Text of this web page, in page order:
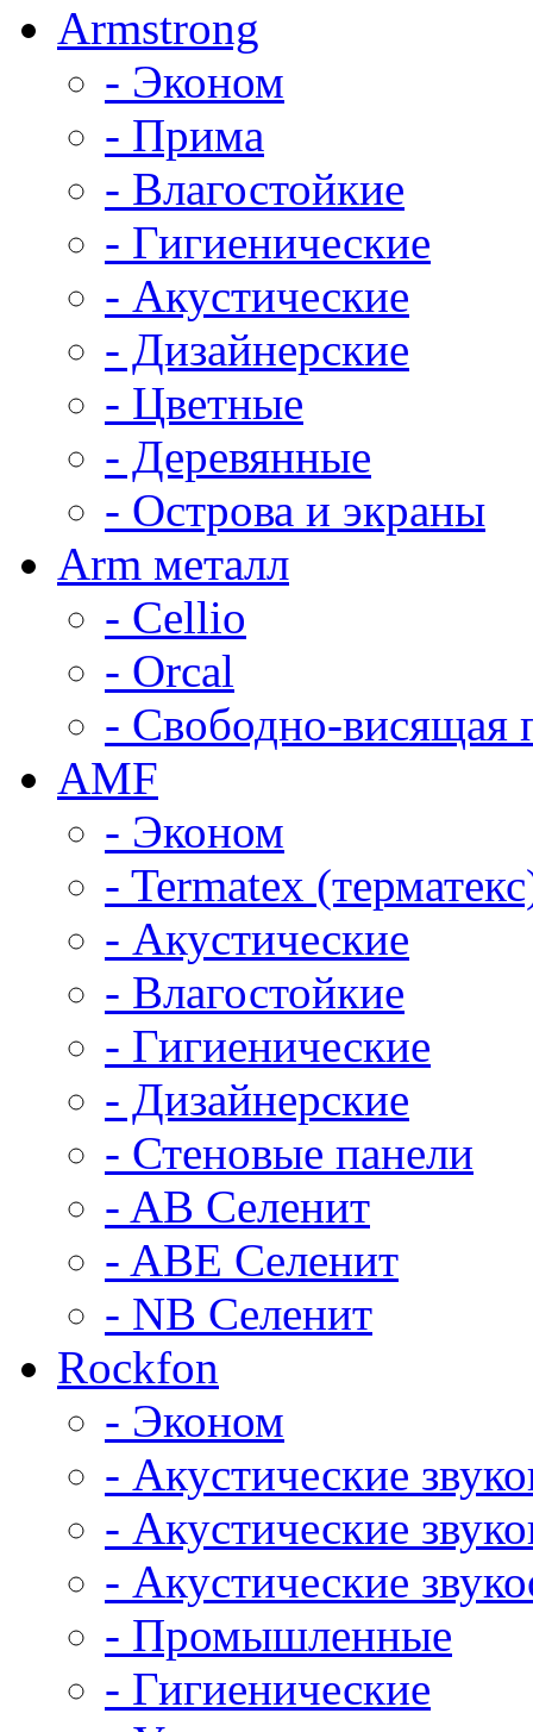
Armstrong
- Эконом
- Прима
- Влагостойкие
- Гигиенические
- Акустические
- Дизайнерские
- Цветные
- Деревянные
- Острова и экраны
Arm металл
- Cellio
- Orcal
- Свободно-висящая
AMF
- Эконом
- Termatex
- Акустические
- Влагостойкие
- Гигиенические
- Дизайнерские
- Стеновые панели
- AB Селенит
- ABE Селенит
- NB Селенит
Rockfon
- Эконом
- Акустические
- Акустические
- Акустические
- Промышленные
- Гигиенические